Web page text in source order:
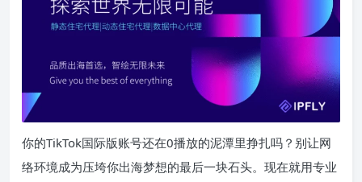
你的TikTok国际版账号还在0播放的泥潭里挣扎吗？别让网
络环境成为压垮你出海梦想的最后一块石头。现在就用专业